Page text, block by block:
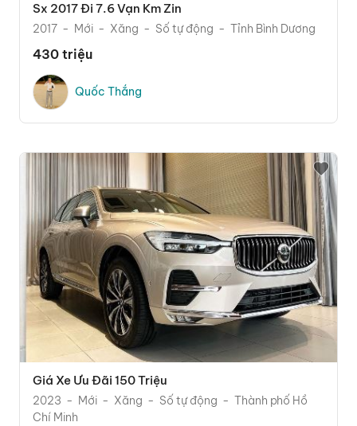
Sx 2017 Đi 7.6 Vạn Km Zin
2017 Mới Xăng Số tự động Tỉnh Bình Dương
430 triệu
Quốc Thắng
Giá Xe Ưu Đãi 150 Triệu
2023 Mới Xăng Số tự động
Thành phố Hồ
Chí Minh